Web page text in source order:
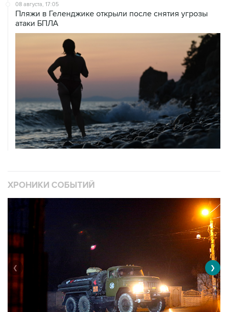
08 августа, 17:05
Пляжи в Геленджике открыли после снятия угрозы
атаки БПЛА
ХРОНИКИ СОБЫТИЙ
❮ ❯